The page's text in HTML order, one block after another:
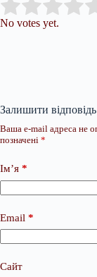
Rate this item:
No votes yet.
Залишити відповідь
Ваша e-mail адреса не
позначені *
Ім’я *
Email *
Сайт